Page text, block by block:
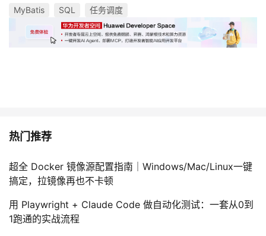
MyBatis SQL 任务调度
热门推荐
超全 Docker 镜像源配置指南｜Windows/Mac/Linux一键
搞定，拉镜像再也不卡顿
用 Playwright + Claude Code 做自动化测试：一套从0到
1跑通的实战流程